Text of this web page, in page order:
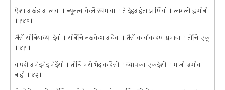
ऐशा अखंड आत्मया । न्यूनत्व केलें स्वमाया । ते देहअहंता प्राणियां । लागली ह्नणोनी
॥१४०॥
जैसें सोनियाच्या देवां । सोनेंचि नखकेश अवेवा । तैसें कार्याकारण प्रभावा । तोचि एकू
॥४१॥
यापरी अभेदभेद भेदेंसी । तोचि भसे भेदाकारेंसी । व्यापका एकदेशी । माजी उणीव
नाही ॥४२॥